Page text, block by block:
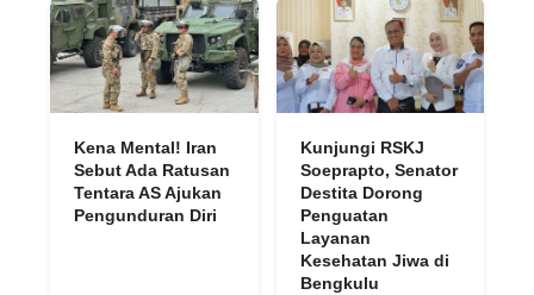
Kena Mental! Iran
Sebut Ada Ratusan
Tentara AS Ajukan
Pengunduran Diri
Kunjungi RSKJ
Soeprapto, Senator
Destita Dorong
Penguatan
Layanan
Kesehatan Jiwa di
Bengkulu